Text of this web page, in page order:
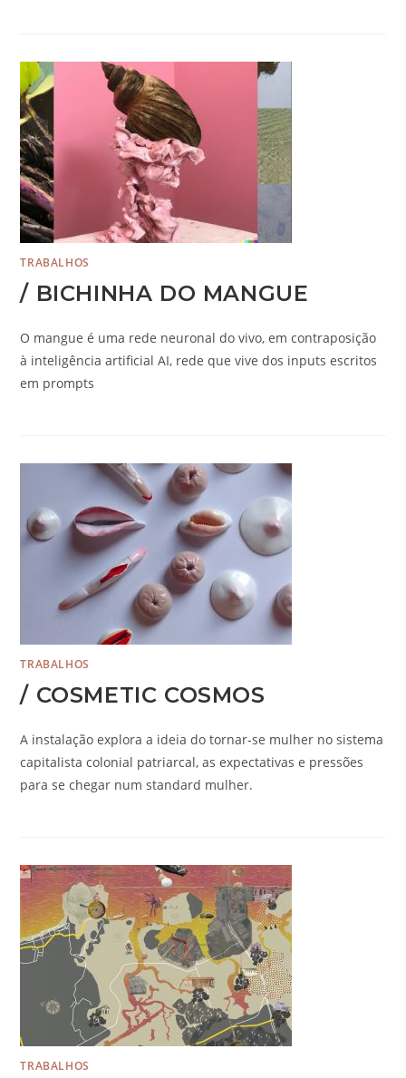
TRABALHOS
/ BICHINHA DO MANGUE
O mangue é uma rede neuronal do vivo, em contraposição
à inteligência artificial AI, rede que vive dos inputs escritos
em prompts
TRABALHOS
/ COSMETIC COSMOS
A instalação explora a ideia do tornar-se mulher no sistema
capitalista colonial patriarcal, as expectativas e pressões
para se chegar num standard mulher.
TRABALHOS